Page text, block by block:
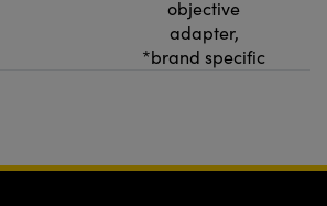
objective
adapter,
*brand specific